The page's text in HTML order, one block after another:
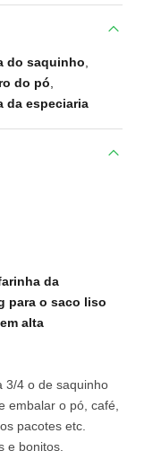
do saquinho
do pó
da especiaria
da
para o saco liso
alta
3/4 o de saquinho
embalar o pó, café,
pacotes etc.
e bonitos.